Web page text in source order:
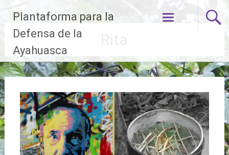
contenido
Plantaforma para la
Defensa de la
Ayahuasca